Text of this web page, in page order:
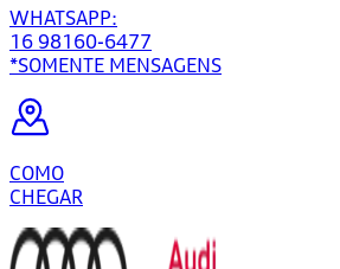
WHATSAPP:
16 98160-6477
*SOMENTE MENSAGENS
COMO
CHEGAR